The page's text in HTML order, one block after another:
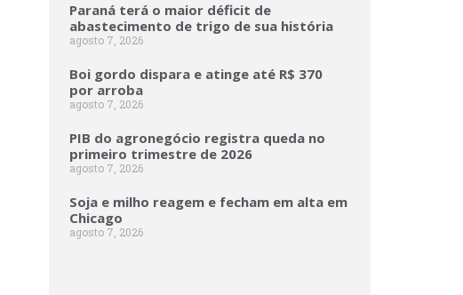
Paraná terá o maior déficit de
abastecimento de trigo de sua história
agosto 7, 2026
Boi gordo dispara e atinge até R$ 370
por arroba
agosto 7, 2026
PIB do agronegócio registra queda no
primeiro trimestre de 2026
agosto 7, 2026
Soja e milho reagem e fecham em alta em
Chicago
agosto 7, 2026